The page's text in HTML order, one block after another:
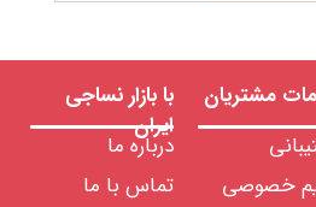
مشتریان
خصوصی
با بازار نساجی
ایران
درباره ما
تماس با ما